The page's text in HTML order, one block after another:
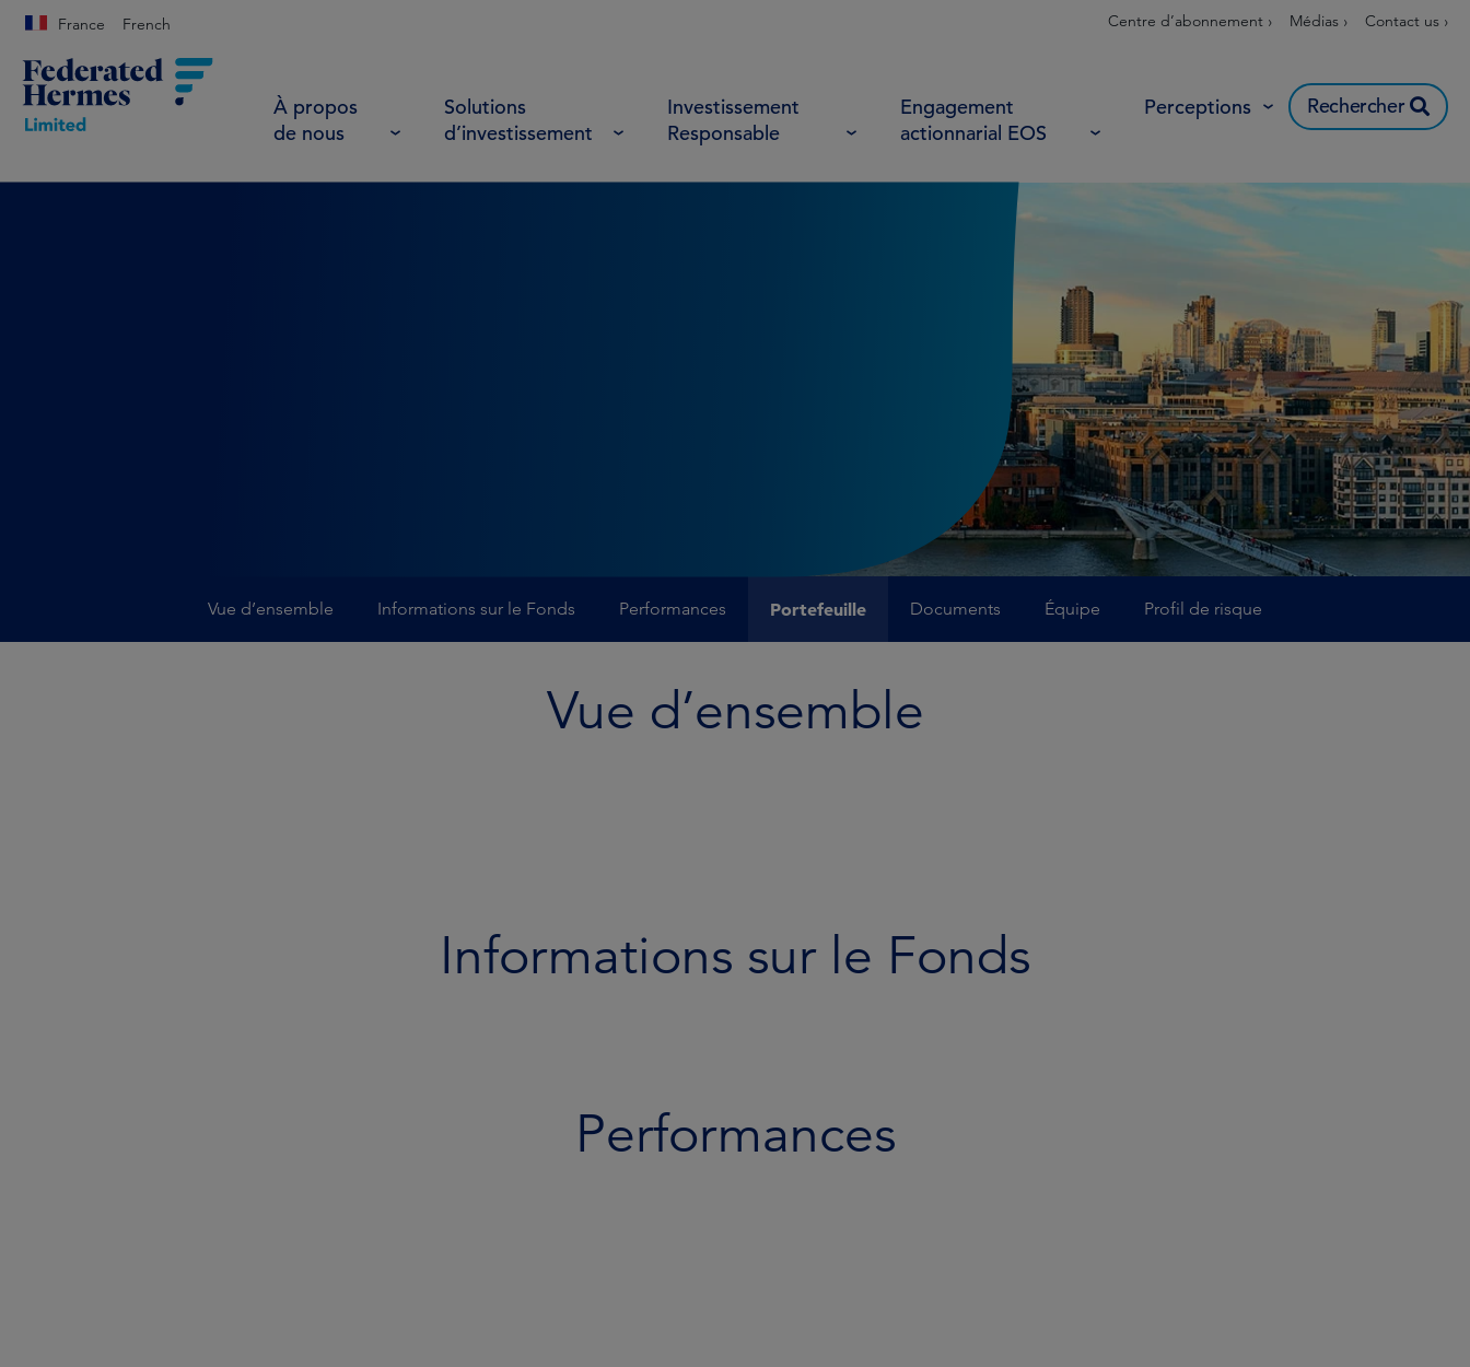
France French Centre d’abonnement › Médias › Contact us ›
À propos
de nous
Solutions
d’investissement
Investissement
Responsable
Engagement
actionnarial EOS
Perceptions Rechercher
Vue d’ensemble Informations sur le Fonds Performances Portefeuille Documents Équipe Profil de risque
Vue d’ensemble
Informations sur le Fonds
Performances